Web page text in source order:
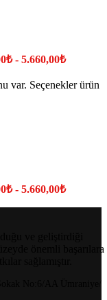
- 5.660,00₺
var. Seçenekler ürün
- 5.660,00₺
ve geliştirdiği
önemli başarılara
sağlamıştır.